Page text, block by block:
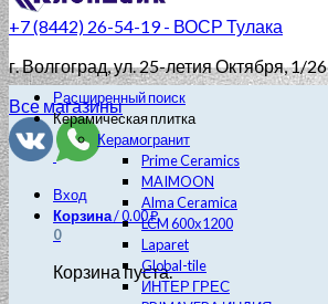
+7 (8442) 26-54-19 - ВОСР Тулака
г. Волгоград, ул. 25-летия Октября, 1/26
Все магазины
Вход
Корзина/0.00₽
0
Корзина пуста.
Расширенный поиск
Керамическая плитка
Керамогранит
Prime Ceramics
MAIMOON
Alma Ceramica
LCM 600х1200
Laparet
Global-tile
ИНТЕР ГРЕС